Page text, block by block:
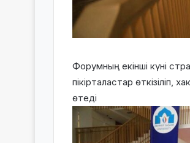
Форумның екінші күні
пікірталастар
өтеді